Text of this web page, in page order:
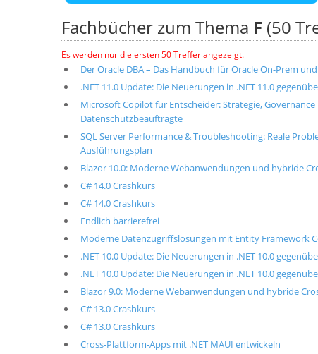
Fachbücher zum Thema F (50
Es werden nur die ersten 50 Treffer angezeigt.
Der Oracle DBA – Das Handbuch für Oracle On-Prem
.NET 11.0 Update: Die Neuerungen in .NET 11.0
Microsoft Copilot für Entscheider: Strategie,
Datenschutzbeauftragte
SQL Server Performance & Troubleshooting: Reale
Ausführungsplan
Blazor 10.0: Moderne Webanwendungen und hybride
C# 14.0 Crashkurs
C# 14.0 Crashkurs
Endlich barrierefrei
Moderne Datenzugriffslösungen mit Entity Framework
.NET 10.0 Update: Die Neuerungen in .NET 10.0
.NET 10.0 Update: Die Neuerungen in .NET 10.0
Blazor 9.0: Moderne Webanwendungen und hybride
C# 13.0 Crashkurs
C# 13.0 Crashkurs
Cross-Plattform-Apps mit .NET MAUI entwickeln